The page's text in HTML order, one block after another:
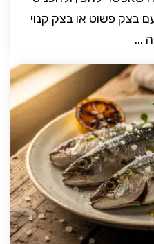
10–15 דקות, עם בצק פשוט או בצק קנוי
...